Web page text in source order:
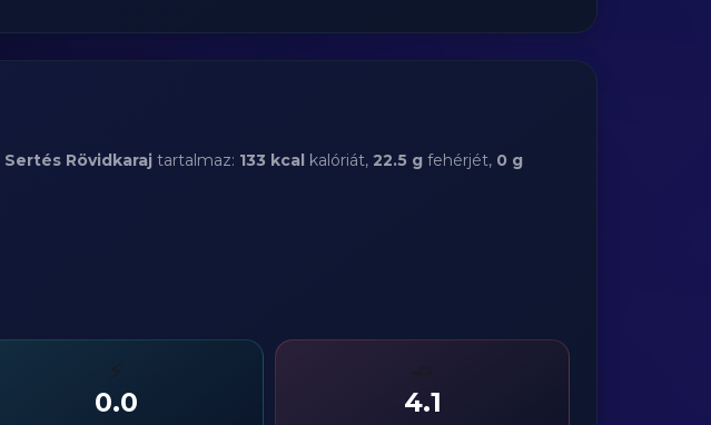
Sertés Rövidkaraj tartalmaz: 133 kcal kalóriát, 22.5 g fehérjét, 0 g
⚡
0.0 4.1